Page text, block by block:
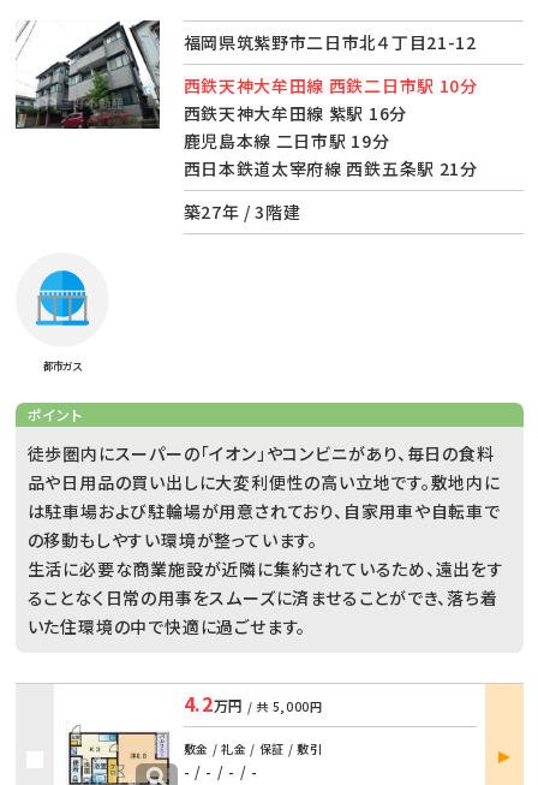
福岡県筑紫野市二日市北４丁目21-12
西鉄天神大牟田線 西鉄二日市駅 10分
西鉄天神大牟田線 紫駅 16分
鹿児島本線 二日市駅 19分
西日本鉄道太宰府線 西鉄五条駅 21分
築27年 / 3階建
都市ガス
ポイント
徒歩圏内にスーパーの「イオン」やコンビニがあり、毎日の食料
品や日用品の買い出しに大変利便性の高い立地です。敷地内に
は駐車場および駐輪場が用意されており、自家用車や自転車で
の移動もしやすい環境が整っています。
生活に必要な商業施設が近隣に集約されているため、遠出をす
ることなく日常の用事をスムーズに済ませることができ、落ち着
いた住環境の中で快適に過ごせます。
4.2万円 / 共 5,000円
敷金 / 礼金 / 保証 / 敷引
- / - / - / -
部屋
詳細